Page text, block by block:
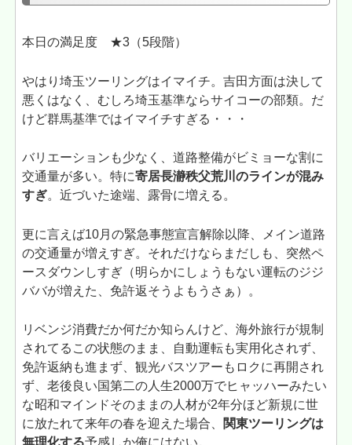
本日の満足度 ★3（5段階）
やはり埼玉ツーリングはイマイチ。吉田方面は決して
悪くはなく、むしろ埼玉基準ならサイコーの部類。だ
けど群馬基準ではイマイチすぎる・・・
バリエーションも少なく、道路整備がビミョーな割に
交通量が多い。特に寄居長瀞秩父荒川のラインが混み
すぎ。近づいた途端、露骨に増える。
更に言えば10月の緊急事態宣言解除以降、メイン道路
の交通量が増えすぎ。それだけならまだしも、突然ペ
ースダウンしすぎ（明らかにしょうもない運転のジジ
ババが増えた、免許返そうよもうさぁ）。
リベンジ消費だか何だか知らんけど、海外旅行が規制
されてるこの状態のまま、自動運転も実用化されず、
免許返納も進まず、観光バスツアーもロクに再開され
ず、老後良い国第二の人生2000万でヒャッハーみたい
な昭和マインドそのままの人材が2年分ほど新規に世
に放たれて来年の春を迎えた場合、
関東ツーリングは